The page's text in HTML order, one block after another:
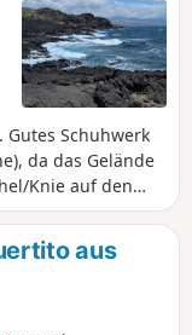
Schuhwerk
da das Gelände
Knie auf den
Strecke stark
aus